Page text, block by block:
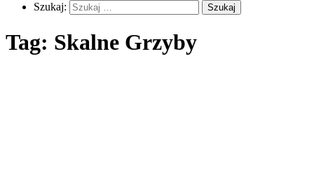
Szukaj:
Tag: Skalne Grzyby